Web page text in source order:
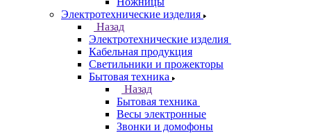
Электротехнические изделия
Назад
Электротехнические изделия
Кабельная продукция
Светильники и прожекторы
Бытовая техника
Назад
Бытовая техника
Весы электронные
Звонки и домофоны